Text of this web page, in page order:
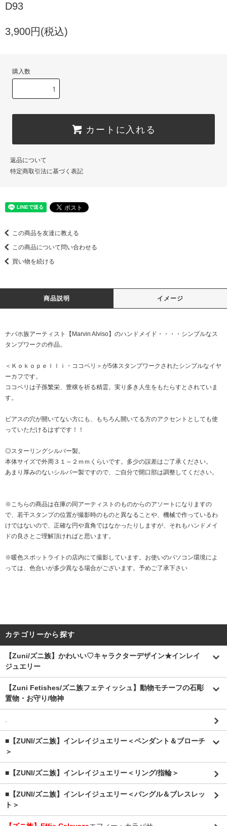
D93
3,900円(税込)
購入数
カートに入れる
返品について
特定商取引法に基づく表記
この商品を友達に教える
この商品について問い合わせる
買い物を続ける
商品説明 イメージ
ナバホ族アーティスト【Marvin Alviso】のハンドメイド・・・・シンプルなス
タンプワークの作品。
＜Ｋｏｋｏｐｅｌｌｉ・ココペリ＞が5体スタンプワークされたシンプルなイヤ
ーカフです。
ココペリは子孫繁栄、豊穣を祈る精霊。実り多き人生をもたらすとされていま
す。
ピアスの穴が開いてない方にも、もちろん開いてる方のアクセントとしても使
っていただけるはずです！！
◎スターリングシルバー製。
本体サイズで外周３１～２ｍｍくらいです。多少の誤差はご了承ください。
あまり厚みのないシルバー製ですので、ご自分で開口部は調整してください。
※こちらの商品は在庫の同アーティストのものからのアソートになりますの
で、若干スタンプの位置が撮影時のものと異なることや、機械で作っているわ
けではないので、正確な円や直角ではなかったりしますが、それもハンドメイ
ドの良さとご理解頂ければと思います。
※暖色スポットライトの店内にて撮影しています。お使いのパソコン環境によ
っては、色合いが多少異なる場合がございます。予めご了承下さい
カテゴリーから探す
【Zuni/ズニ族】かわいい♡キャラクターデザイン★インレイ
ジュエリー
【Zuni Fetishes/ズニ族フェティッシュ】動物モチーフの石彫
置物・お守り/物神
.
■【ZUNI/ズニ族】インレイジュエリー＜ペンダント＆ブローチ
＞
■【ZUNI/ズニ族】インレイジュエリー＜リング/指輪＞
■【ZUNI/ズニ族】インレイジュエリー＜バングル＆ブレスレッ
ト＞